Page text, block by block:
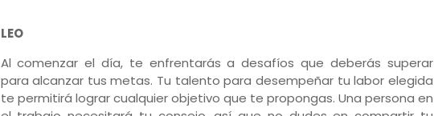
LEO
Al comenzar el día, te enfrentarás a desafíos que deberás superar
para alcanzar tus metas. Tu talento para desempeñar tu labor elegida
te permitirá lograr cualquier objetivo que te propongas. Una persona en